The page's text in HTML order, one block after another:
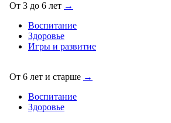
От 3 до 6 лет →
Воспитание
Здоровье
Игры и развитие
От 6 лет и старше →
Воспитание
Здоровье